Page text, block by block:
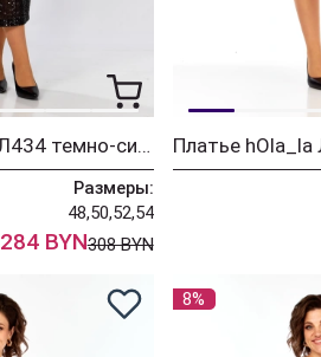
Костюм hOla_la Л434 темно-синий
Размеры:
48,50,52,54
284 BYN308 BYN
Платье hOla_la
8%